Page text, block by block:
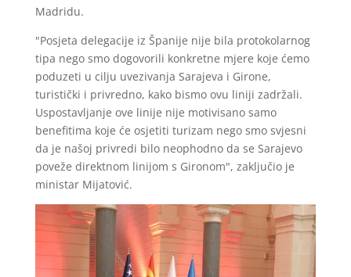
Madridu.
"Posjeta delegacije iz Španije nije bila protokolarnog
tipa nego smo dogovorili konkretne mjere koje ćemo
poduzeti u cilju uvezivanja Sarajeva i Girone,
turistički i privredno, kako bismo ovu liniji zadržali.
Uspostavljanje ove linije nije motivisano samo
benefitima koje će osjetiti turizam nego smo svjesni
da je našoj privredi bilo neophodno da se Sarajevo
poveže direktnom linijom s Gironom", zaključio je
ministar Mijatović.